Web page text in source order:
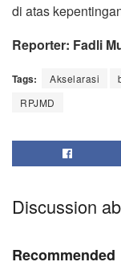
di atas
Reporter: Fadli
Tags: Akselarasi
RPJMD
Discussion
Recommended